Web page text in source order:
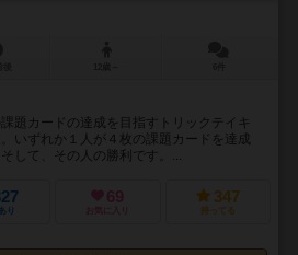
題カードの達成を目指すトリックテイキ
いずれか１人が４枚の課題カードを達成
して、その人の勝利です。...
り
69
お気に入り
347
持ってる